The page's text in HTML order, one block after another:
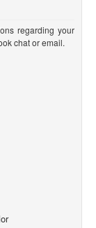
regarding your
chat or email.